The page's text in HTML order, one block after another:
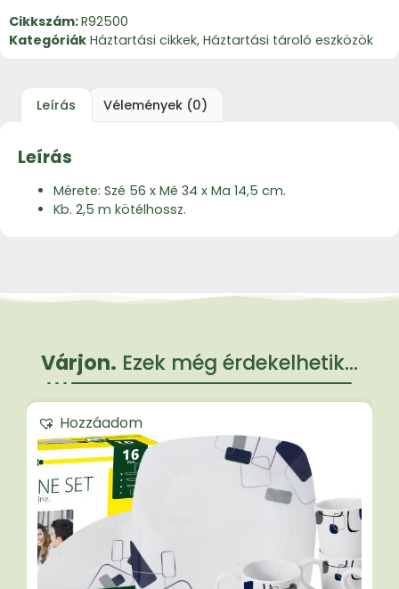
Cikkszám:R92500
Kategóriák Háztartási cikkek, Háztartási tároló eszközök
Leírás Vélemények (0)
Leírás
Mérete: Szé 56 x Mé 34 x Ma 14,5 cm.
Kb. 2,5 m kötélhossz.
Várjon. Ezek még érdekelhetik...
Hozzáadom